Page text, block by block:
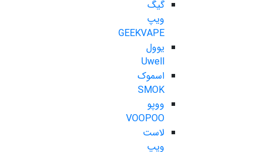
گیگ
ویپ
GEEKVAPE
یوول
Uwell
اسموک
SMOK
ووپو
VOOPOO
لاست
ویپ